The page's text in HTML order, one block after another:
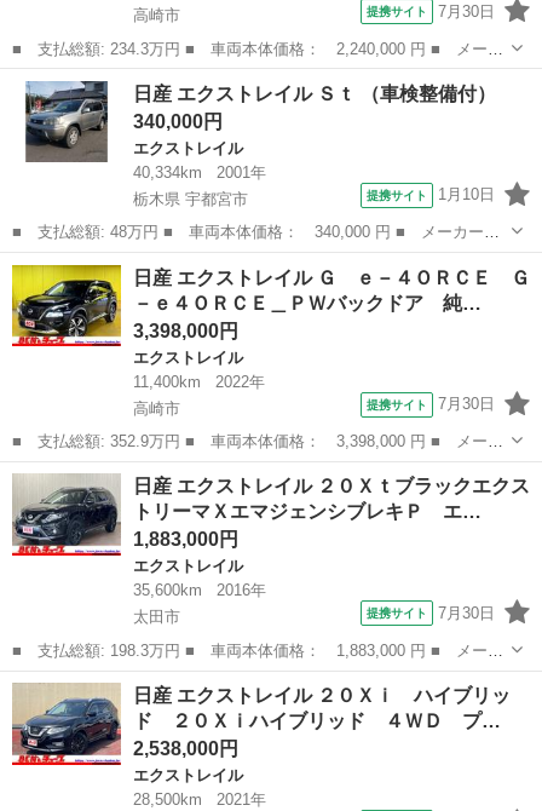
高崎市
提携サイト 7月30日
■ 支払総額: 234.3万円 ■ 車両本体価格： 2,240,000 円 ■ メーカ
ー名： 日産 ■ 車種名： エクストレイル ■ グレード名： ２０
Ｘｉ レザーエディション Ｖセレクション ４ＷＤ 純正９インチ
ナビ 地...
群馬 高崎市 エクストレイル
日産 エクストレイル Ｓｔ （車検整備付）
340,000円
エクストレイル
40,334km
2001年
栃木県 宇都宮市
提携サイト 1月10日
■ 支払総額: 48万円 ■ 車両本体価格： 340,000 円 ■ メーカー
名： 日産 ■ 車種名： エクストレイル ■ グレード名： Ｓｔ
■ 排気量： 2000cc ■ ドア枚数： 5D ■ ミッション： AT4速 ...
栃木 宇都宮市 エクストレイル
日産 エクストレイル Ｇ ｅ－４ＯＲＣＥ Ｇ
－ｅ４ＯＲＣＥ＿ＰＷバックドア 純…
3,398,000円
エクストレイル
11,400km
2022年
高崎市
提携サイト 7月30日
■ 支払総額: 352.9万円 ■ 車両本体価格： 3,398,000 円 ■ メーカ
ー名： 日産 ■ 車種名： エクストレイル ■ グレード名： Ｇ
ｅ－４ＯＲＣＥ Ｇ－ｅ４ＯＲＣＥ＿ＰＷバックドア 純正ナビ Ｔ
Ｖ シー...
群馬 高崎市 エクストレイル
日産 エクストレイル ２０Ｘｔブラックエクス
トリーマＸエマジェンシブレキＰ エ…
1,883,000円
エクストレイル
35,600km
2016年
太田市
提携サイト 7月30日
■ 支払総額: 198.3万円 ■ 車両本体価格： 1,883,000 円 ■ メーカ
ー名： 日産 ■ 車種名： エクストレイル ■ グレード名： ２０
ＸｔブラックエクストリーマＸエマジェンシブレキＰ エマージェン
シーブレ...
群馬 太田市 エクストレイル
日産 エクストレイル ２０Ｘｉ ハイブリッ
ド ２０Ｘｉハイブリッド ４ＷＤ プ…
2,538,000円
エクストレイル
28,500km
2021年